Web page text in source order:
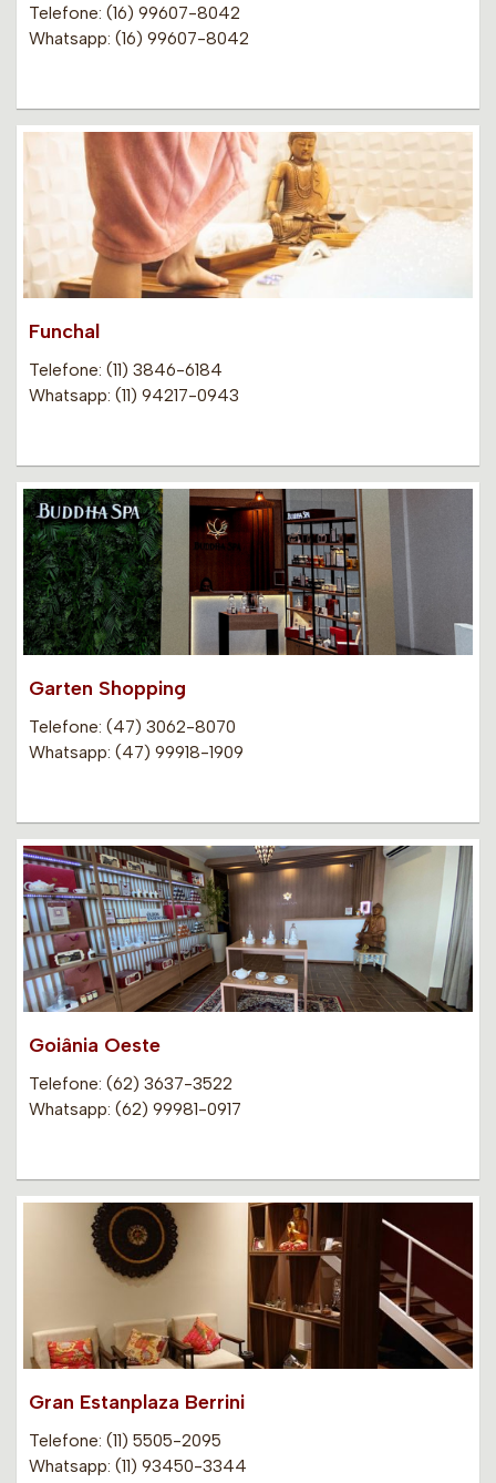
Telefone: (16) 99607-8042
Whatsapp: (16) 99607-8042
Funchal
Telefone: (11) 3846-6184
Whatsapp: (11) 94217-0943
Garten Shopping
Telefone: (47) 3062-8070
Whatsapp: (47) 99918-1909
Goiânia Oeste
Telefone: (62) 3637-3522
Whatsapp: (62) 99981-0917
Gran Estanplaza Berrini
Telefone: (11) 5505-2095
Whatsapp: (11) 93450-3344